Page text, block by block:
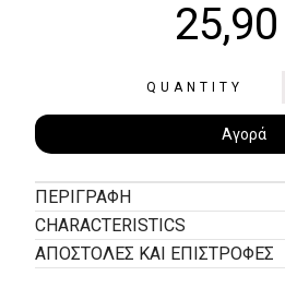
25,90
QUANTITY
Αγορά
ΠΕΡΙΓΡΑΦΉ
CHARACTERISTICS
ΑΠΟΣΤΟΛΕΣ ΚΑΙ ΕΠΙΣΤΡΟΦΕΣ